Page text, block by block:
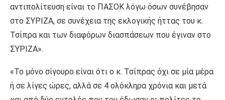
αντιπολίτευση είναι το ΠΑΣΟΚ λόγω όσων συνέβησαν
στο ΣΥΡΙΖΑ, σε συνέχεια της εκλογικής ήττας του κ.
Τσίπρα και των διαφόρων διασπάσεων που έγιναν στο
ΣΥΡΙΖΑ».
«Το μόνο σίγουρο είναι ότι ο κ. Τσίπρας όχι σε μία μέρα
ή σε λίγες ώρες, αλλά σε 4 ολόκληρα χρόνια και μετά